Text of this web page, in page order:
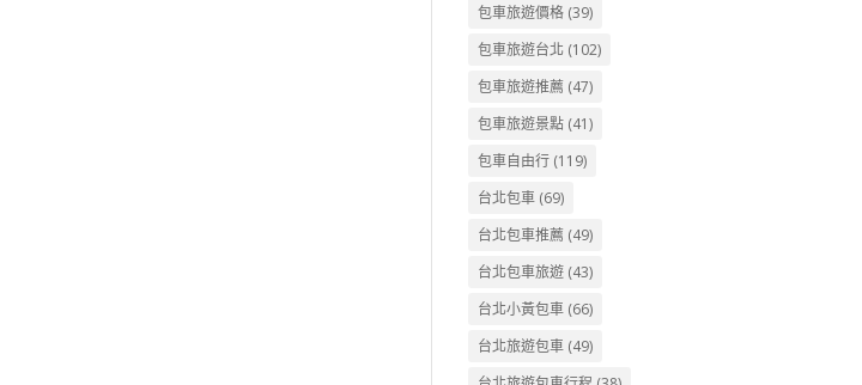
包車旅遊價格 (39)
包車旅遊台北 (102)
包車旅遊推薦 (47)
包車旅遊景點 (41)
包車自由行 (119)
台北包車 (69)
台北包車推薦 (49)
台北包車旅遊 (43)
台北小黃包車 (66)
台北旅遊包車 (49)